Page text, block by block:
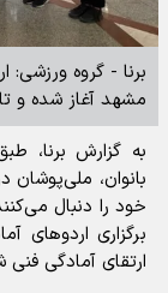
برنا - گروه ورزشی:
مشهد آغاز شده و
به گزارش برنا،
بانوان،
خود را دنبال
برگزاری
ارتقای آمادگی فنی